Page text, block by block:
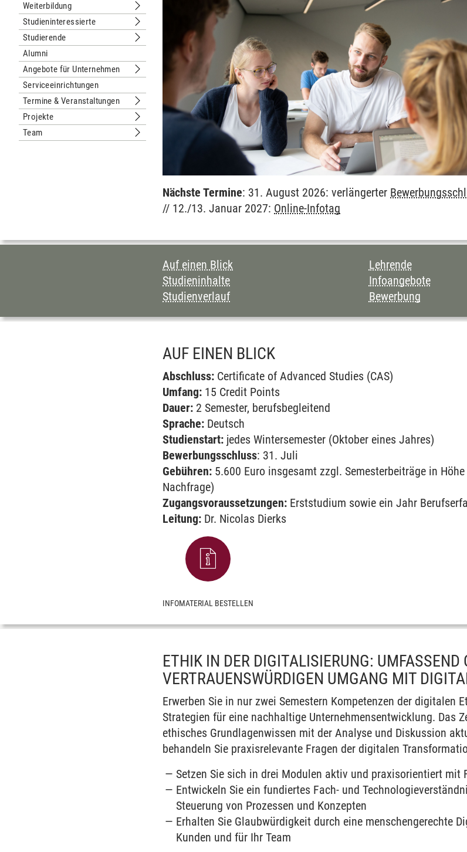
Weiterbildung
Untermenu Weiterbildung
Studieninteressierte
Untermenu Studieninteressierte
Studierende
Untermenu Studierende
Alumni
Angebote für Unternehmen
Untermenu Angebote für Unternehmen
Serviceeinrichtungen
Termine & Veranstaltungen
Untermenu Termine & Veranstaltungen
Projekte
Untermenu Projekte
Team
Untermenu Team
Nächste Termine: 31. August 2026: verlängerter
// 12./13. Januar 2027: Online-Infotag
INHALTSVERZEICHNIS DIESER SEITE
Auf einen Blick
Studieninhalte
Studienverlauf
Lehrende
Infoangebote
Bewerbung
AUF EINEN BLICK
Abschluss: Certificate of Advanced Studies (CAS)
Umfang: 15 Credit Points
Dauer: 2 Semester, berufsbegleitend
Sprache: Deutsch
Studienstart: jedes Wintersemester (Oktober eines Jahres)
Bewerbungsschluss: 31. Juli
Gebühren: 5.600 Euro insgesamt zzgl. Semesterbeiträge in
Nachfrage)
Zugangsvoraussetzungen: Erststudium sowie ein Jahr
Leitung: Dr. Nicolas Dierks
INFOMATERIAL BESTELLEN
ETHIK IN DER DIGITALISIERUNG: UMFASSEND
VERTRAUENSWÜRDIGEN UMGANG MIT
Erwerben Sie in nur zwei Semestern Kompetenzen der digitalen
Strategien für eine nachhaltige Unternehmensentwicklung. Das
ethisches Grundlagenwissen mit der Analyse und Diskussion
behandeln Sie praxisrelevante Fragen der digitalen
Setzen Sie sich in drei Modulen aktiv und praxisorientiert mit
Entwickeln Sie ein fundiertes Fach- und
Steuerung von Prozessen und Konzepten
Erhalten Sie Glaubwürdigkeit durch eine menschengerechte
Kunden und für Ihr Team